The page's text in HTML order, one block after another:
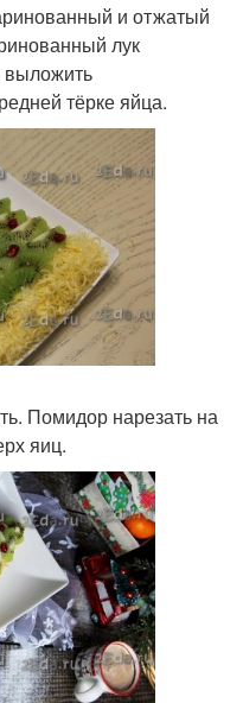
и отжатый
лук
тёрке яйца.
Помидор нарезать на
яиц.